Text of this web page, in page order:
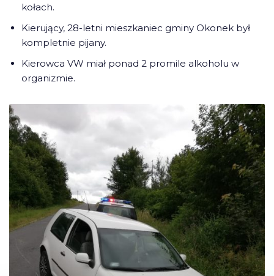
kołach.
Kierujący, 28-letni mieszkaniec gminy Okonek był
kompletnie pijany.
Kierowca VW miał ponad 2 promile alkoholu w
organizmie.